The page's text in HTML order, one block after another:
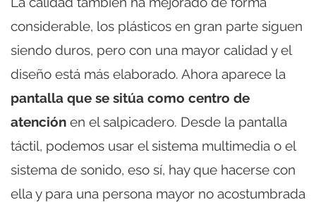
considerable, los plásticos en gran parte siguen
siendo duros, pero con una mayor calidad y el
diseño está más elaborado. Ahora aparece la
pantalla que se sitúa como centro de
atención en el salpicadero. Desde la pantalla
táctil, podemos usar el sistema multimedia o el
sistema de sonido, eso sí, hay que hacerse con
ella y para una persona mayor no acostumbrada